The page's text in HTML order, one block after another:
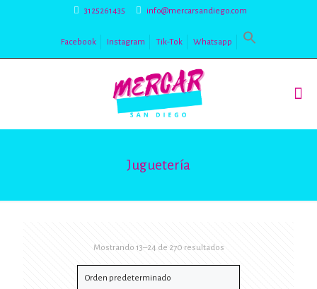
3125261435 info@mercarsandiego.com
Facebook Instagram Tik-Tok Whatsapp
Juguetería
Mostrando 13–24 de 270 resultados